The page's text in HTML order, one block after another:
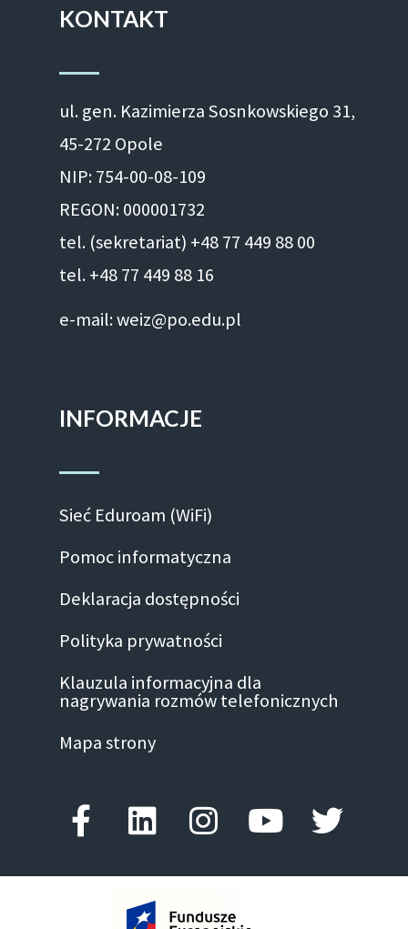
KONTAKT
ul. gen. Kazimierza Sosnkowskiego 31,
45-272 Opole
NIP: 754-00-08-109
REGON: 000001732
tel. (sekretariat) +48 77 449 88 00
tel. +48 77 449 88 16
e-mail: weiz@po.edu.pl
INFORMACJE
Sieć Eduroam (WiFi)
Pomoc informatyczna
Deklaracja dostępności
Polityka prywatności
Klauzula informacyjna dla
nagrywania rozmów telefonicznych
Mapa strony
Facebook-f
LinkedinInstagram
Youtube